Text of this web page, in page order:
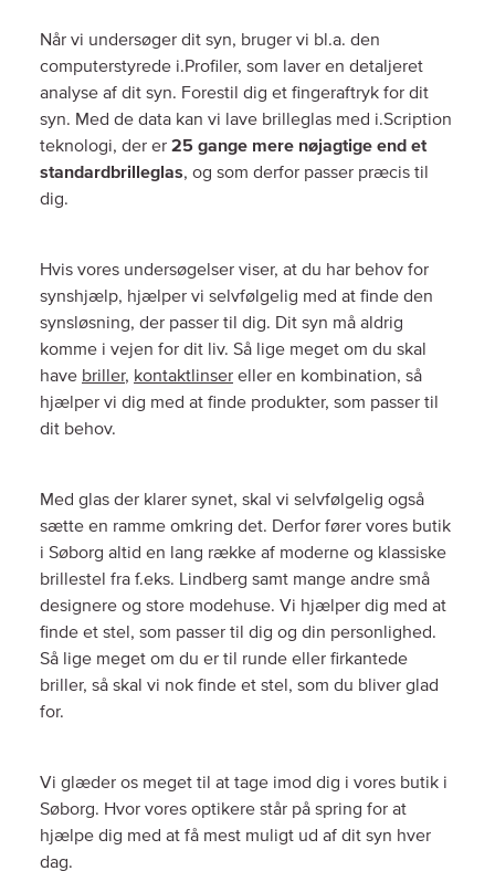
Når vi undersøger dit syn, bruger vi bl.a. den
computerstyrede i.Profiler, som laver en detaljeret
analyse af dit syn. Forestil dig et fingeraftryk for dit
syn. Med de data kan vi lave brilleglas med i.Scription
teknologi, der er 25 gange mere nøjagtige end et
standardbrilleglas, og som derfor passer præcis til
dig.
Hvis vores undersøgelser viser, at du har behov for
synshjælp, hjælper vi selvfølgelig med at finde den
synsløsning, der passer til dig. Dit syn må aldrig
komme i vejen for dit liv. Så lige meget om du skal
have briller, kontaktlinser eller en kombination, så
hjælper vi dig med at finde produkter, som passer til
dit behov.
Med glas der klarer synet, skal vi selvfølgelig også
sætte en ramme omkring det. Derfor fører vores butik
i Søborg altid en lang række af moderne og klassiske
brillestel fra f.eks. Lindberg samt mange andre små
designere og store modehuse. Vi hjælper dig med at
finde et stel, som passer til dig og din personlighed.
Så lige meget om du er til runde eller firkantede
briller, så skal vi nok finde et stel, som du bliver glad
for.
Vi glæder os meget til at tage imod dig i vores butik i
Søborg. Hvor vores optikere står på spring for at
hjælpe dig med at få mest muligt ud af dit syn hver
dag.